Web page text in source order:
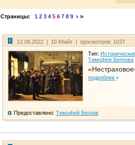
Страницы: 1 2 3 4 5 6 7 8 9
12.08.2022 | 10 Кбайт | просмотров: 1037
Тип:
Тимофея Бегрова
подробнее
Предоставлено: Тимофей Бегров